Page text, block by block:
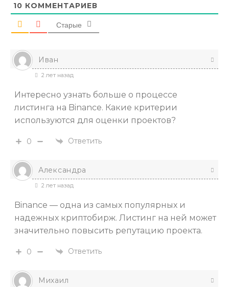
10 КОММЕНТАРИЕВ
Старые
Иван
2 лет назад
Интересно узнать больше о процессе
листинга на Binance. Какие критерии
используются для оценки проектов?
0 Ответить
Александра
2 лет назад
Binance — одна из самых популярных и
надежных криптобирж. Листинг на ней может
значительно повысить репутацию проекта.
0 Ответить
Михаил